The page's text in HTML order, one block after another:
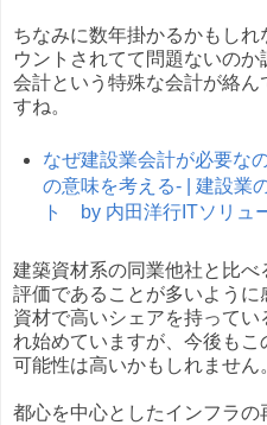
ちなみに数年掛かるかもし
ウントされてて問題ないの
会計という特殊な会計が絡
すね。
なぜ建設業会計が必要な
の意味を考える- | 建設業
ト by 内田洋行ITソリュ
建築資材系の同業他社と比
評価であることが多いよう
資材で高いシェアを持って
れ始めていますが、今後も
可能性は高いかもしれません
都心を中心としたインフラ